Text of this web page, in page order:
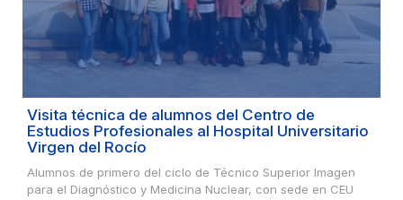
Visita técnica de alumnos del Centro de
Estudios Profesionales al Hospital Universitario
Virgen del Rocío
Alumnos de primero del ciclo de Técnico Superior Imagen
para el Diagnóstico y Medicina Nuclear, con sede en CEU